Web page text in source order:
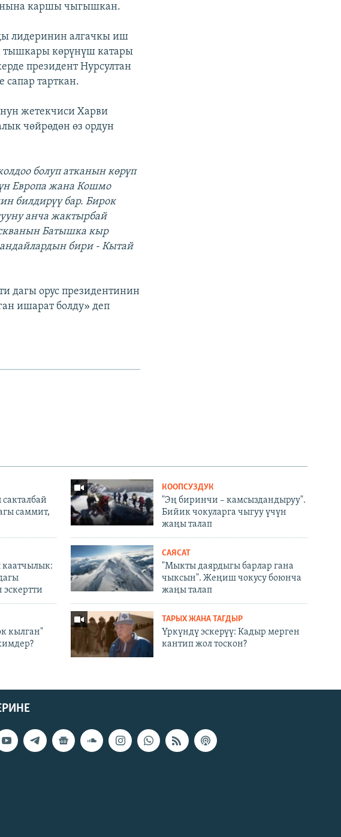
каршы чыгышкан.
лидеринин алгачкы иш
тышкары көрүнүш катары
президент Нурсултан
тарткан.
жетекчиси Харви
чөйрөдөн өз ордун
болуп атканын көрүп
Европа жана Кошмо
билдирүү бар. Бирок
анча жактырбай
Батышка кыр
андайлардын бири - Кытай
дагы орус президентинин
ишарат болду» деп
саммит,
КООПСУЗДУК
"Эң биринчи – камсыздандыруу".
Бийик чокуларга чыгуу үчүн
жаңы талап
САЯСАТ
"Мыкты даярдыгы барлар гана
чыксын". Жеңиш чокусу боюнча
жаңы талап
кылган"
ТАРЫХ ЖАНА ТАГДЫР
Үркүндү эскерүү: Кадыр мерген
кантип жол тоскон?